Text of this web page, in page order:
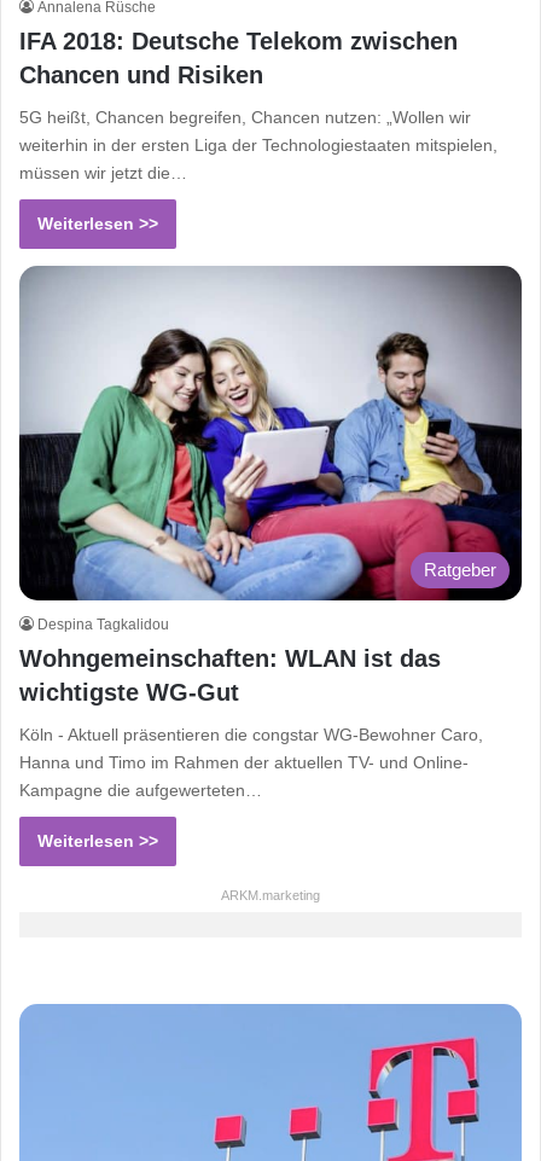
Annalena Rüsche
IFA 2018: Deutsche Telekom zwischen
Chancen und Risiken
5G heißt, Chancen begreifen, Chancen nutzen: „Wollen wir
weiterhin in der ersten Liga der Technologiestaaten mitspielen,
müssen wir jetzt die…
Weiterlesen >>
Ratgeber
Despina Tagkalidou
Wohngemeinschaften: WLAN ist das
wichtigste WG-Gut
Köln - Aktuell präsentieren die congstar WG-Bewohner Caro,
Hanna und Timo im Rahmen der aktuellen TV- und Online-
Kampagne die aufgewerteten…
Weiterlesen >>
ARKM.marketing